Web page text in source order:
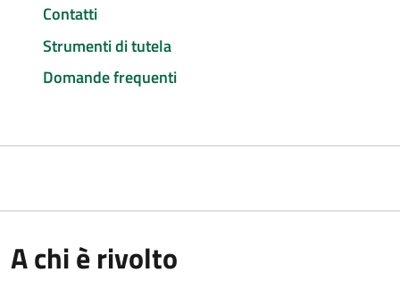
Contatti
Strumenti di tutela
Domande frequenti
A chi è rivolto